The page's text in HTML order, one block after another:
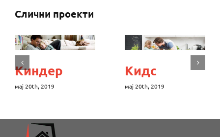
Слични проекти
Киндер
мај 20th, 2019
Кидс
мај 20th, 2019